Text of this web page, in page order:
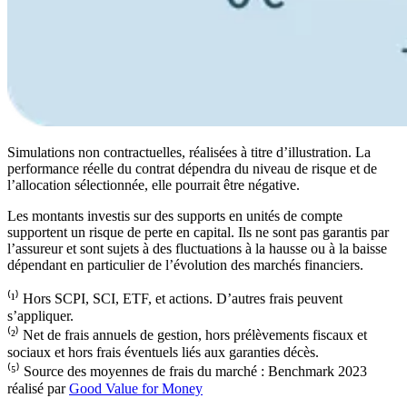
Simulations non contractuelles, réalisées à titre d’illustration. La
performance réelle du contrat dépendra du niveau de risque et de
l’allocation sélectionnée, elle pourrait être négative.
Les montants investis sur des supports en unités de compte
supportent un risque de perte en capital. Ils ne sont pas garantis par
l’assureur et sont sujets à des fluctuations à la hausse ou à la baisse
dépendant en particulier de l’évolution des marchés financiers.
⁽¹⁾ Hors SCPI, SCI, ETF, et actions. D’autres frais peuvent
s’appliquer.
⁽²⁾ Net de frais annuels de gestion, hors prélèvements fiscaux et
sociaux et hors frais éventuels liés aux garanties décès.
⁽⁵⁾ Source des moyennes de frais du marché : Benchmark 2023
réalisé parGood Value for Money